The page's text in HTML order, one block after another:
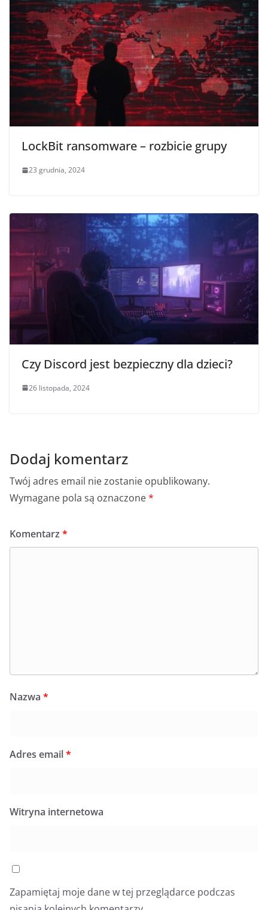
LockBit ransomware – rozbicie grupy
23 grudnia, 2024
Czy Discord jest bezpieczny dla dzieci?
26 listopada, 2024
Dodaj komentarz
Twój adres email nie zostanie opublikowany.
Wymagane pola są oznaczone*
Komentarz *
Nazwa *
Adres email*
Witryna internetowa
Zapamiętaj moje dane w tej przeglądarce podczas